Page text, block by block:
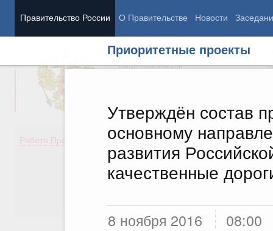
Правительство России О Правительстве Новости
Приоритетные проекты
Утверждён состав
основному
развития
качественные
8 ноября 2016 08:00
Председатель Правительства
Вице-премьеры
Работа Правительства
Демография
Здоровье
Культура
Государство